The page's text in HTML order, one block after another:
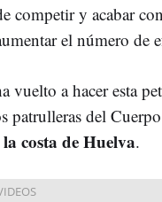
competir y acabar con
el número de
vuelto a hacer esta
patrulleras del
costa de Huelva.